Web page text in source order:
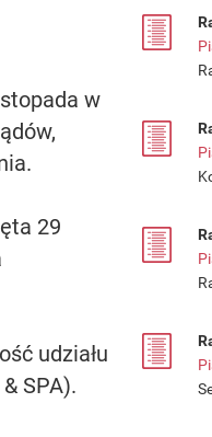
w
29
udziału
SPA).